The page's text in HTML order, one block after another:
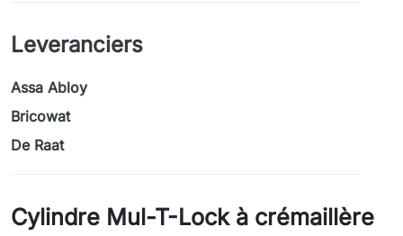
Leveranciers
Assa Abloy
Bricowat
De Raat
Cylindre Mul-T-Lock à crémaillère